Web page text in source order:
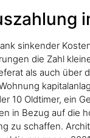
sinkender
die Zahl
als auch über
10 Oldtimer, ein
in Bezug auf die
zu schaffen.